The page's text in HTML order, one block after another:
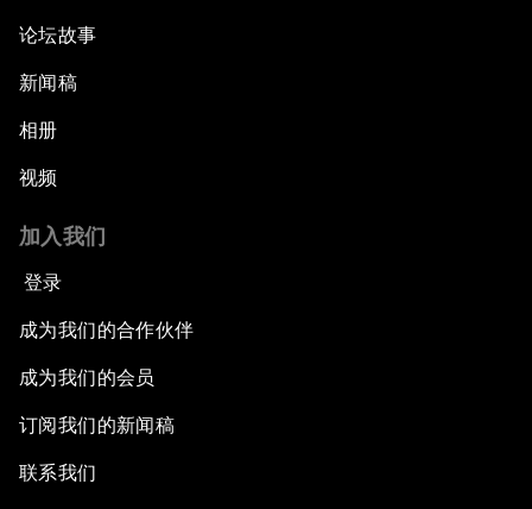
论坛故事
新闻稿
相册
视频
加入我们
登录
成为我们的合作伙伴
成为我们的会员
订阅我们的新闻稿
联系我们